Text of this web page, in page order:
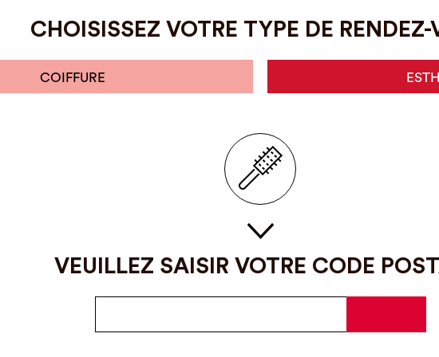
CHOISISSEZ VOTRE TYPE DE RENDEZ-
COIFFURE
VEUILLEZ SAISIR VOTRE CODE